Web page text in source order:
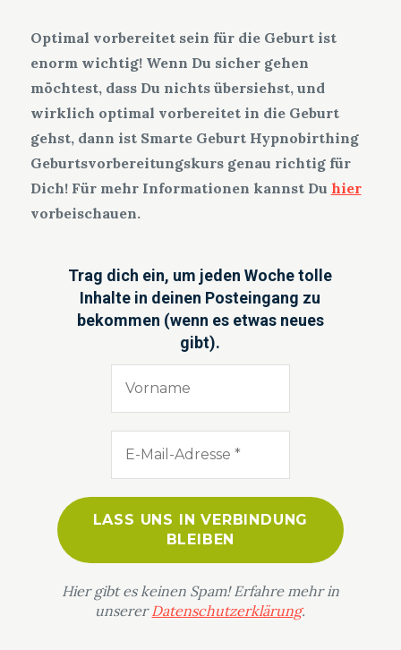
Optimal vorbereitet sein für die Geburt ist
enorm wichtig! Wenn Du sicher gehen
möchtest, dass Du nichts übersiehst, und
wirklich optimal vorbereitet in die Geburt
gehst, dann ist Smarte Geburt Hypnobirthing
Geburtsvorbereitungskurs genau richtig für
Dich! Für mehr Informationen kannst Du hier
vorbeischauen.
Trag dich ein, um jeden Woche tolle
Inhalte in deinen Posteingang zu
bekommen (wenn es etwas neues
gibt).
Hier gibt es keinen Spam! Erfahre mehr in
unsererDatenschutzerklärung.